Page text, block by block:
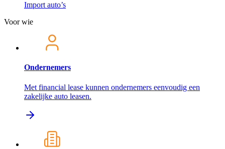
Import auto’s
Voor wie
Ondernemers
Met financial lease kunnen ondernemers eenvoudig een
zakelijke auto leasen.